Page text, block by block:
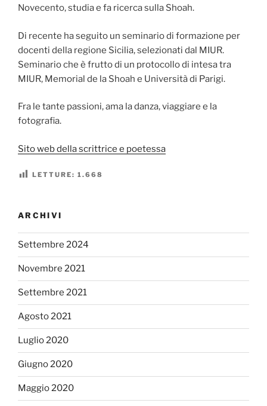
Novecento, studia e fa ricerca sulla Shoah.
Di recente ha seguito un seminario di formazione per
docenti della regione Sicilia, selezionati dal MIUR.
Seminario che è frutto di un protocollo di intesa tra
MIUR, Memorial de la Shoah e Università di Parigi.
Fra le tante passioni, ama la danza, viaggiare e la
fotografia.
Sito web della scrittrice e poetessa
LETTURE: 1.668
ARCHIVI
Settembre 2024
Novembre 2021
Settembre 2021
Agosto 2021
Luglio 2020
Giugno 2020
Maggio 2020